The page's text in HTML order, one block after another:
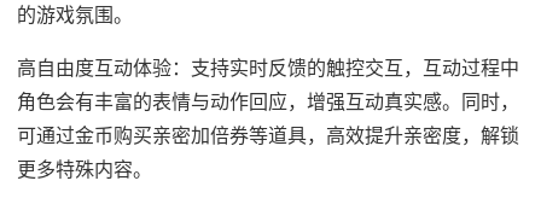
的游戏氛围。
高自由度互动体验：支持实时反馈的触控交互，互动过程中
角色会有丰富的表情与动作回应，增强互动真实感。同时，
可通过金币购买亲密加倍券等道具，高效提升亲密度，解锁
更多特殊内容。